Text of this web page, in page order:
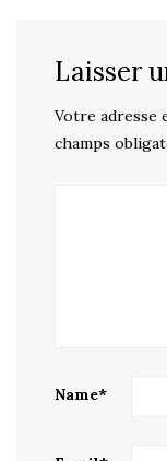
Laisser
Votre adresse
champs
Name*